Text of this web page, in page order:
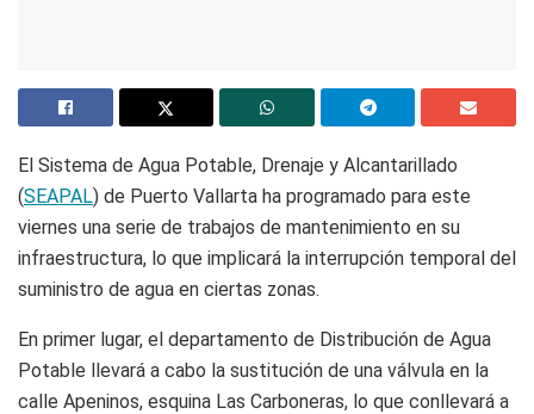
El Sistema de Agua Potable, Drenaje y Alcantarillado
(SEAPAL) de Puerto Vallarta ha programado para este
viernes una serie de trabajos de mantenimiento en su
infraestructura, lo que implicará la interrupción temporal del
suministro de agua en ciertas zonas.
En primer lugar, el departamento de Distribución de Agua
Potable llevará a cabo la sustitución de una válvula en la
calle Apeninos, esquina Las Carboneras, lo que conllevará a